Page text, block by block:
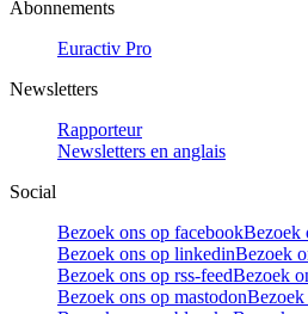
Abonnements
Euractiv Pro
Newsletters
Rapporteur
Newsletters en anglais
Social
Bezoek ons op facebookBezoek
Bezoek ons op linkedinBezoek
Bezoek ons op rss-feedBezoek
Bezoek ons op mastodonBezoek